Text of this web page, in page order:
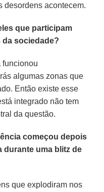
desordens acontecem.
que participam
sociedade?
funcionou
algumas zonas que
Então existe esse
integrado não tem
da questão.
começou depois
durante uma blitz de
que explodiram nos